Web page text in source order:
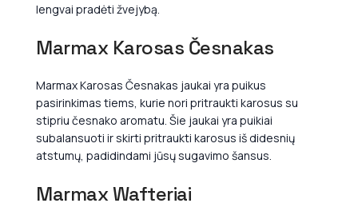
lengvai pradėti žvejybą.
Marmax Karosas Česnakas
Marmax Karosas Česnakas jaukai yra puikus
pasirinkimas tiems, kurie nori pritraukti karosus su
stipriu česnako aromatu. Šie jaukai yra puikiai
subalansuoti ir skirti pritraukti karosus iš didesnių
atstumų, padidindami jūsų sugavimo šansus.
Marmax Wafteriai